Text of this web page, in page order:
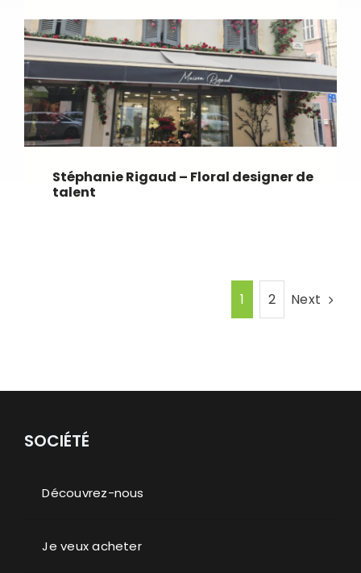
Stéphanie Rigaud – Floral designer de
talent
1 2 Next
SOCIÉTÉ
Découvrez-nous
Je veux acheter